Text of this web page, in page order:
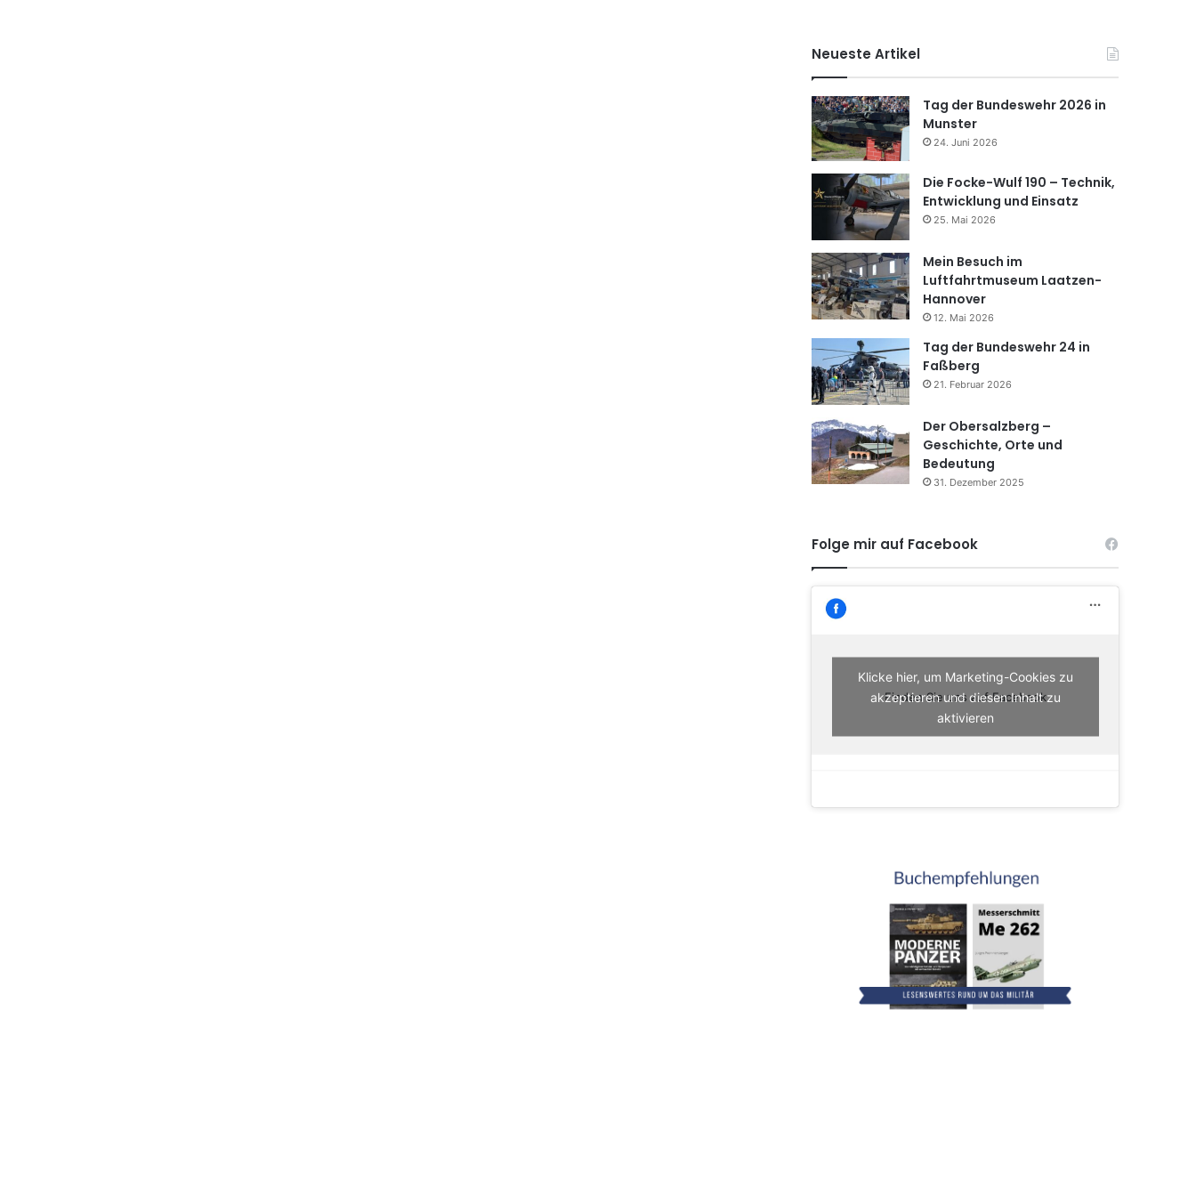
Neueste Artikel
Tag der Bundeswehr 2026 in
Munster
24. Juni 2026
Die Focke-Wulf 190 – Technik,
Entwicklung und Einsatz
25. Mai 2026
Mein Besuch im
Luftfahrtmuseum Laatzen-
Hannover
12. Mai 2026
Tag der Bundeswehr 24 in
Faßberg
21. Februar 2026
Der Obersalzberg –
Geschichte, Orte und
Bedeutung
31. Dezember 2025
Folge mir auf Facebook
Finden Sie uns auf Facebook
Klicke hier, um Marketing-Cookies zu
akzeptieren und diesen Inhalt zu
aktivieren